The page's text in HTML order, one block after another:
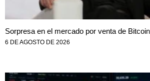
Sorpresa en el mercado por venta de
6 DE AGOSTO DE 2026